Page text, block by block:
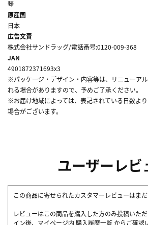
琴
原産国
日本
広告文責
株式会社サンドラッグ/電話番号:0120-009-368
JAN
4901872371693x3
※パッケージ・デザイン・内容等は、リニューア
れる場合がありますので、予めご了承ください。
※お届け地域によっては、表記されている日数よ
場合がございます。
ユーザーレビ
この商品に寄せられたカスタマーレビューはまだ
レビューはこの商品を購入した方のみ投稿いた
イン後、マイページ内 購入履歴一覧 からご確認